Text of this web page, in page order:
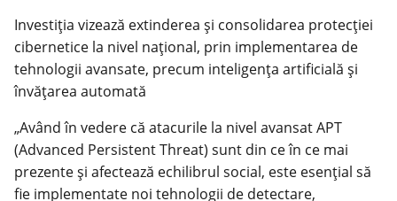
Investiția vizează extinderea și consolidarea protecției
cibernetice la nivel național, prin implementarea de
tehnologii avansate, precum inteligența artificială și
învățarea automată
„Având în vedere că atacurile la nivel avansat APT
(Advanced Persistent Threat) sunt din ce în ce mai
prezente și afectează echilibrul social, este esențial să
fie implementate noi tehnologii de detectare,